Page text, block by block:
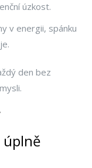
úzkost.
v energii, spánku
den bez
úplně